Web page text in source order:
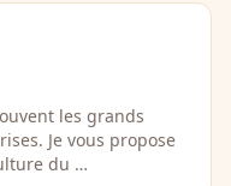
les grands
Je vous propose
du …